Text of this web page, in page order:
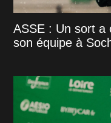
ASSE : Un sort a
son équipe à